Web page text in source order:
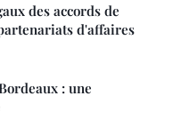
des accords de
d'affaires
: une